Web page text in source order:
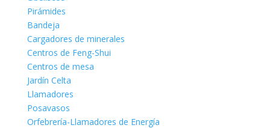
Pirámides
Bandeja
Cargadores de minerales
Centros de Feng-Shui
Centros de mesa
Jardín Celta
Llamadores
Posavasos
Orfebrería-Llamadores de Energía